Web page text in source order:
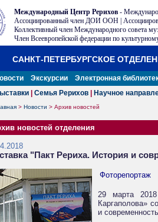
Международный Центр Рерихов -
Ассоциированный член ДОИ ООН |
Коллективный член Международного совета
Член Всеевропейской федерации по
САНКТ-ПЕТЕРБУРГСКОЕ
Экскурсии
Электронная
Семья Рерихов Научное
> Новости > Архив новостей
новостей отделения
"Пакт Рериха. История и
Фоторепортаж
29 марта
Каргаполова»
и